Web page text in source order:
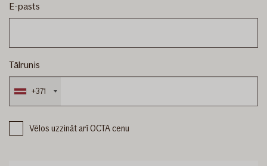
E-pasts
Tālrunis
+371
Vēlos uzzināt arī OCTA cenu